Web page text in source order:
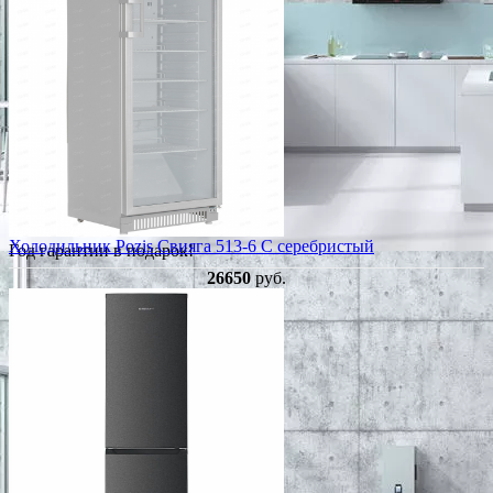
Год гарантии в подарок!
Холодильник Pozis Свияга 513-6 C серебристый
26650руб.